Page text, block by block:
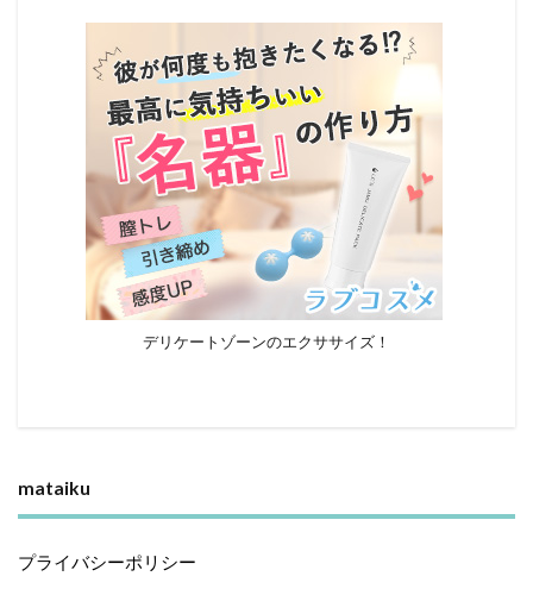
デリケートゾーンのエクササイズ！
mataiku
プライバシーポリシー